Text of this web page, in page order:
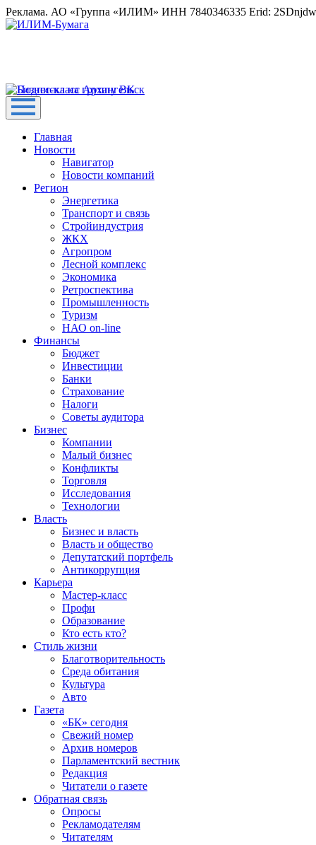
Реклама. АО «Группа «ИЛИМ» ИНН 7840346335 Erid:
Главная
Новости
Навигатор
Новости компаний
Регион
Энергетика
Транспорт и связь
Стройиндустрия
ЖКХ
Агропром
Лесной комплекс
Экономика
Ретроспектива
Промышленность
Туризм
НАО on-line
Финансы
Бюджет
Инвестиции
Банки
Страхование
Налоги
Советы аудитора
Бизнес
Компании
Малый бизнес
Конфликты
Торговля
Исследования
Технологии
Власть
Бизнес и власть
Власть и общество
Депутатский портфель
Антикоррупция
Карьера
Мастер-класс
Профи
Образование
Кто есть кто?
Стиль жизни
Благотворительность
Среда обитания
Культура
Авто
Газета
«БК» сегодня
Свежий номер
Архив номеров
Парламентский вестник
Редакция
Читатели о газете
Обратная связь
Опросы
Рекламодателям
Читателям